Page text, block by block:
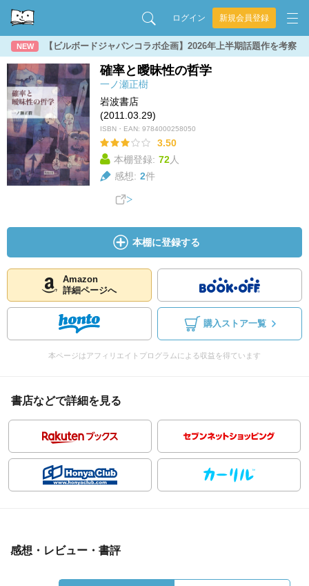
ログイン 新規会員登録
NEW 【ビルボードジャパンコラボ企画】2026年上半期話題作を考察
確率と曖昧性の哲学
一ノ瀬正樹
岩波書店
(2011.03.29)
ISBN・EAN: 9784000258050
3.50
本棚登録: 72人
感想: 2件
本棚に登録する
Amazon
詳細ページへ
購入ストア一覧
本ページはアフィリエイトプログラムによる収益を得ています
書店などで詳細を見る
感想・レビュー・書評